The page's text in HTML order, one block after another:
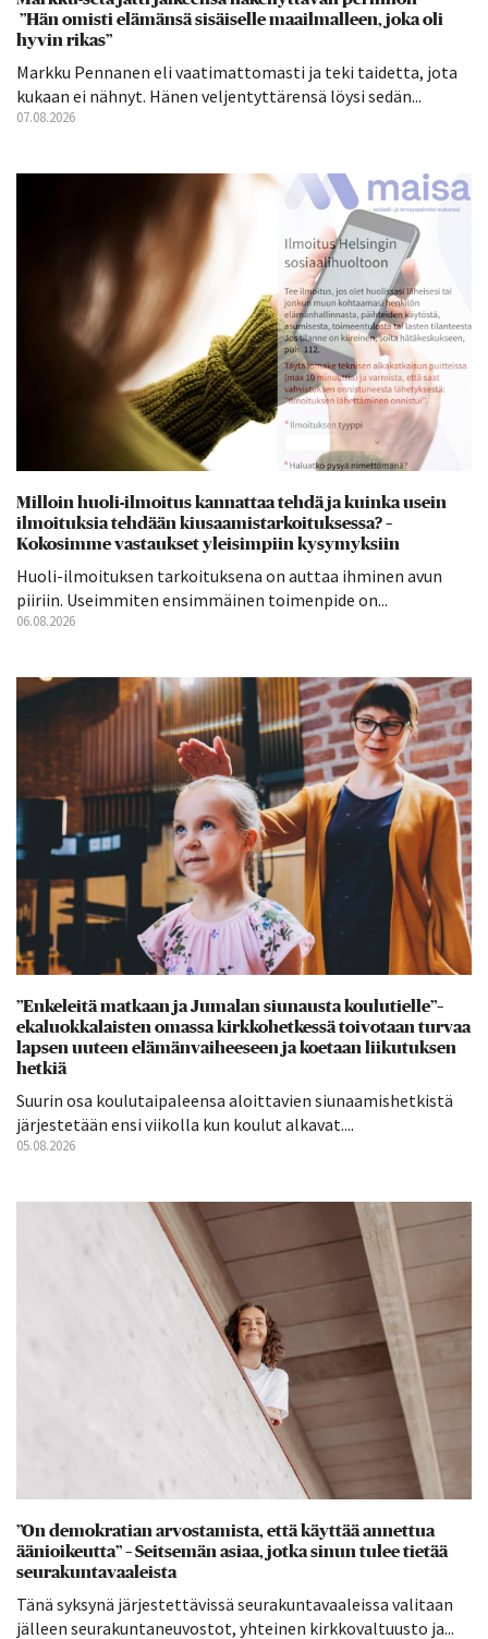
”Hän omisti elämänsä sisäiselle maailmalleen, joka oli
hyvin rikas”
Markku Pennanen eli vaatimattomasti ja teki taidetta, jota
kukaan ei nähnyt. Hänen veljentyttärensä löysi sedän...
07.08.2026
Milloin huoli-ilmoitus kannattaa tehdä ja kuinka usein
ilmoituksia tehdään kiusaamistarkoituksessa? –
Kokosimme vastaukset yleisimpiin kysymyksiin
Huoli-ilmoituksen tarkoituksena on auttaa ihminen avun
piiriin. Useimmiten ensimmäinen toimenpide on...
06.08.2026
”Enkeleitä matkaan ja Jumalan siunausta koulutielle”–
ekaluokkalaisten omassa kirkkohetkessä toivotaan turvaa
lapsen uuteen elämänvaiheeseen ja koetaan liikutuksen
hetkiä
Suurin osa koulutaipaleensa aloittavien siunaamishetkistä
järjestetään ensi viikolla kun koulut alkavat....
05.08.2026
”On demokratian arvostamista, että käyttää annettua
äänioikeutta” – Seitsemän asiaa, jotka sinun tulee tietää
seurakuntavaaleista
Tänä syksynä järjestettävissä seurakuntavaaleissa valitaan
jälleen seurakuntaneuvostot, yhteinen kirkkovaltuusto ja...